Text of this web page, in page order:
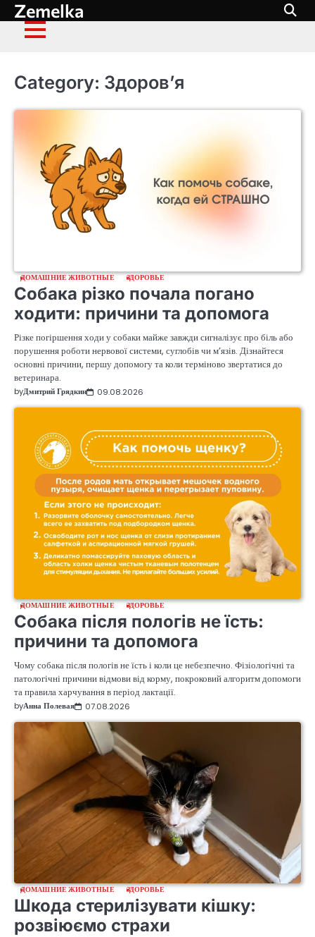
Skip
to
content
Zemelka
Category: Здоров’я
ДОМАШНИЕ ЖИВОТНЫЕ ЗДОРОВЬЕ
Собака різко почала погано
ходити: причини та допомога
Різке погіршення ходи у собаки майже завжди сигналізує про біль або
порушення роботи нервової системи, суглобів чи м’язів. Дізнайтеся
основні причини, першу допомогу та коли терміново звертатися до
ветеринара.
byДмитрий Грядкин 09.08.2026
ДОМАШНИЕ ЖИВОТНЫЕ ЗДОРОВЬЕ
Собака після пологів не їсть:
причини та допомога
Чому собака після пологів не їсть і коли це небезпечно. Фізіологічні та
патологічні причини відмови від корму, покроковий алгоритм допомоги
та правила харчування в період лактації.
byАнна Полевая 07.08.2026
ДОМАШНИЕ ЖИВОТНЫЕ ЗДОРОВЬЕ
Шкода стерилізувати кішку:
розвіюємо страхи